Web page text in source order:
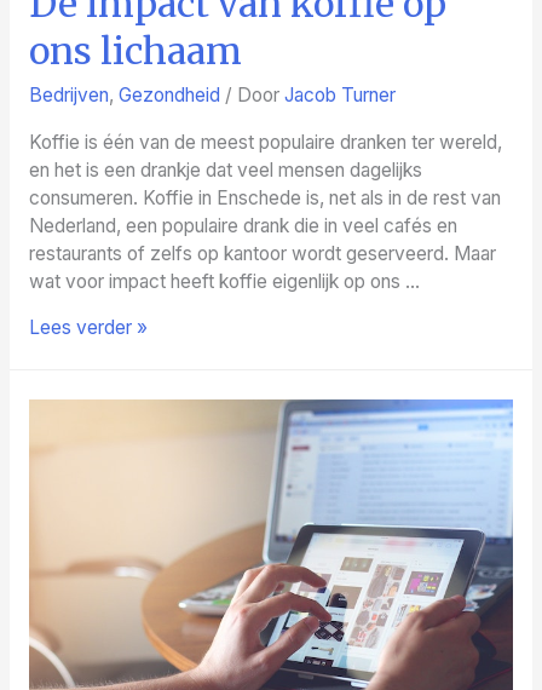
ons lichaam
Bedrijven, Gezondheid / Door Jacob Turner
Koffie is één van de meest populaire dranken ter wereld,
en het is een drankje dat veel mensen dagelijks
consumeren. Koffie in Enschede is, net als in de rest van
Nederland, een populaire drank die in veel cafés en
restaurants of zelfs op kantoor wordt geserveerd. Maar
wat voor impact heeft koffie eigenlijk op ons …
De
Lees verder »